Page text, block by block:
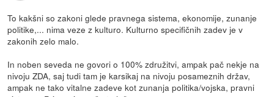
To kakšni so zakoni glede pravnega sistema, ekonomije, zunanje
politike,... nima veze z kulturo. Kulturno specifičnih zadev je v
zakonih zelo malo.
In noben seveda ne govori o 100% združitvi, ampak pač nekje na
nivoju ZDA, saj tudi tam je karsikaj na nivoju posameznih držav,
ampak ne tako vitalne zadeve kot zunanja politika/vojska, pravni